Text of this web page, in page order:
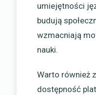
umiejętności
budują
wzmacniają
nauki.
Warto również
dostępność